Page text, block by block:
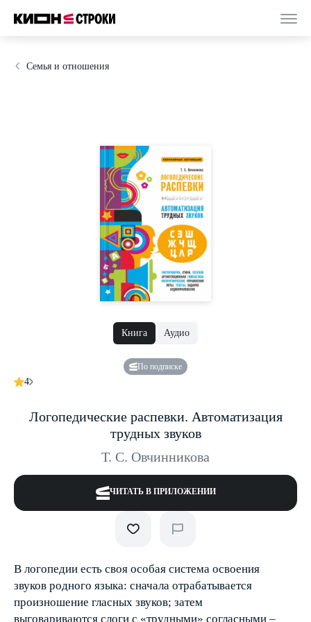
Семья и отношения
Книга Аудио
По подписке
4
Логопедические распевки. Автоматизация
трудных звуков
Т. С. Овчинникова
ЧИТАТЬ В ПРИЛОЖЕНИИ
В логопедии есть своя особая система освоения
звуков родного языка: сначала отрабатывается
произношение гласных звуков; затем
выговариваются слоги с «трудными» согласными –